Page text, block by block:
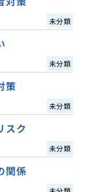
未分類
未分類
策
未分類
スク
未分類
関係